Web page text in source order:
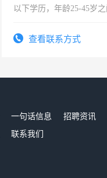
以下学历，年龄25-45岁
表或者有医学资质的优先
查看联系方式
一句话信息 招聘资讯
联系我们